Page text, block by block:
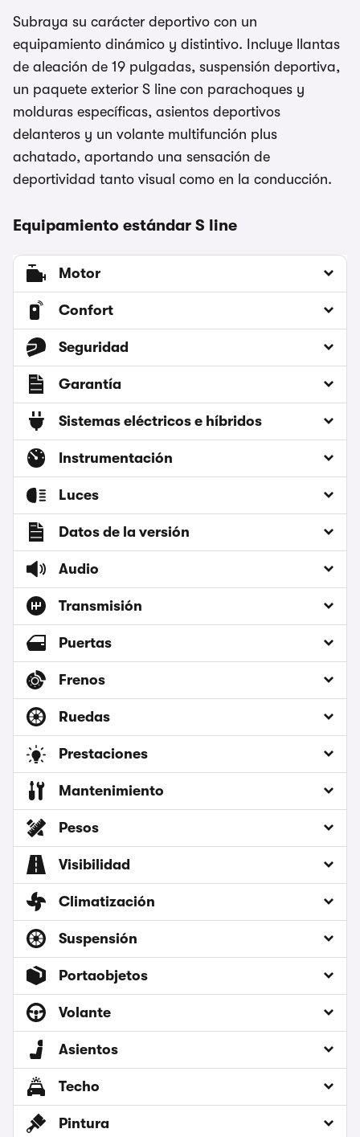
Subraya su carácter deportivo con un
equipamiento dinámico y distintivo. Incluye llantas
de aleación de 19 pulgadas, suspensión deportiva,
un paquete exterior S line con parachoques y
molduras específicas, asientos deportivos
delanteros y un volante multifunción plus
achatado, aportando una sensación de
deportividad tanto visual como en la conducción.
Equipamiento estándar S line
Motor
Confort
Seguridad
Garantía
Sistemas eléctricos e híbridos
Instrumentación
Luces
Datos de la versión
Audio
Transmisión
Puertas
Frenos
Ruedas
Prestaciones
Mantenimiento
Pesos
Visibilidad
Climatización
Suspensión
Portaobjetos
Volante
Asientos
Techo
Pintura